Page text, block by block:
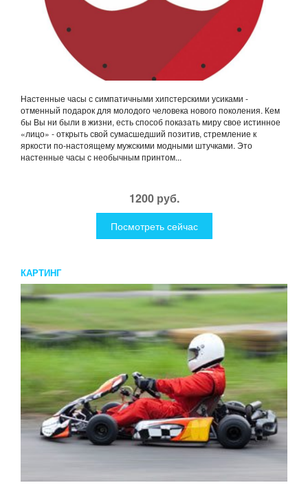
Настенные часы с симпатичными хипстерскими усиками -
отменный подарок для молодого человека нового поколения. Кем
бы Вы ни были в жизни, есть способ показать миру свое истинное
«лицо» - открыть свой сумасшедший позитив, стремление к
яркости по-настоящему мужскими модными штучками. Это
настенные часы с необычным принтом...
1200 руб.
Посмотреть сейчас
КАРТИНГ